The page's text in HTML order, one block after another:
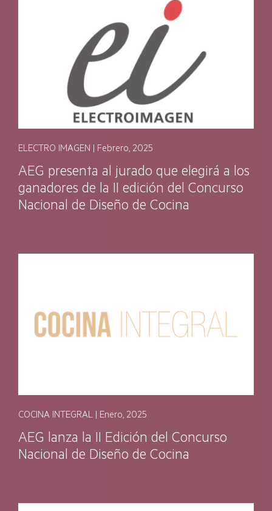
ELECTRO IMAGEN | Febrero, 2025
AEG presenta al jurado que elegirá a los
ganadores de la II edición del Concurso
Nacional de Diseño de Cocina
COCINA INTEGRAL | Enero, 2025
AEG lanza la II Edición del Concurso
Nacional de Diseño de Cocina